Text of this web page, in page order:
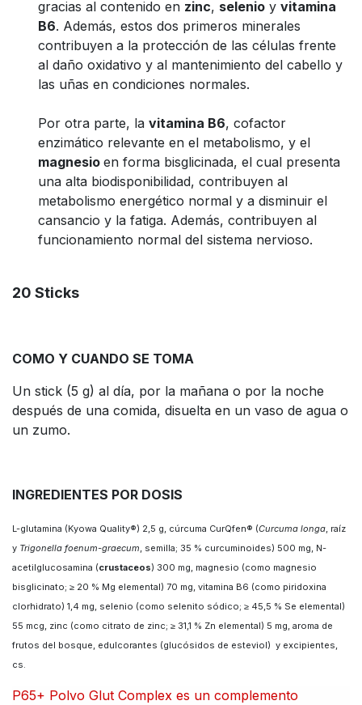
gracias al contenido en zinc, selenio y vitamina
B6. Además, estos dos primeros minerales
contribuyen a la protección de las células frente
al daño oxidativo y al mantenimiento del cabello y
las uñas en condiciones normales.
Por otra parte, la vitamina B6, cofactor
enzimático relevante en el metabolismo, y el
magnesio en forma bisglicinada, el cual presenta
una alta biodisponibilidad, contribuyen al
metabolismo energético normal y a disminuir el
cansancio y la fatiga. Además, contribuyen al
funcionamiento normal del sistema nervioso.
20 Sticks
COMO Y CUANDO SE TOMA
Un stick (5 g) al día, por la mañana o por la noche
después de una comida, disuelta en un vaso de agua o
un zumo.
INGREDIENTES POR DOSIS
L-glutamina (Kyowa Quality®) 2,5 g, cúrcuma CurQfen® (Curcuma longa, raíz
y Trigonella foenum-graecum, semilla; 35 % curcuminoides) 500 mg, N-
acetilglucosamina (crustaceos) 300 mg, magnesio (como magnesio
bisglicinato; ≥ 20 % Mg elemental) 70 mg, vitamina B6 (como piridoxina
clorhidrato) 1,4 mg, selenio (como selenito sódico; ≥ 45,5 % Se elemental)
55 mcg, zinc (como citrato de zinc; ≥ 31,1 % Zn elemental) 5 mg, aroma de
frutos del bosque, edulcorantes (glucósidos de esteviol) y excipientes,
cs.
P65+ Polvo Glut Complex es un complemento